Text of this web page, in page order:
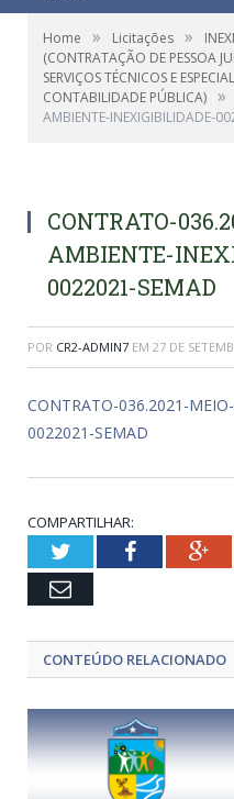
Home » Licitações »
(CONTRATAÇÃO DE PESSOA
SERVIÇOS TÉCNICOS E
CONTABILIDADE PÚBLICA) »
AMBIENTE-INEXIGIBILIDADE-
CONTRATO-
AMBIENTE-
0022021-SEMAD
POR CR2-ADMIN7 EM 27 DE
CONTRATO-036.2021-
0022021-SEMAD
COMPARTILHAR:
TwitterFacebook
Email
CONTEÚDO RELACIONADO